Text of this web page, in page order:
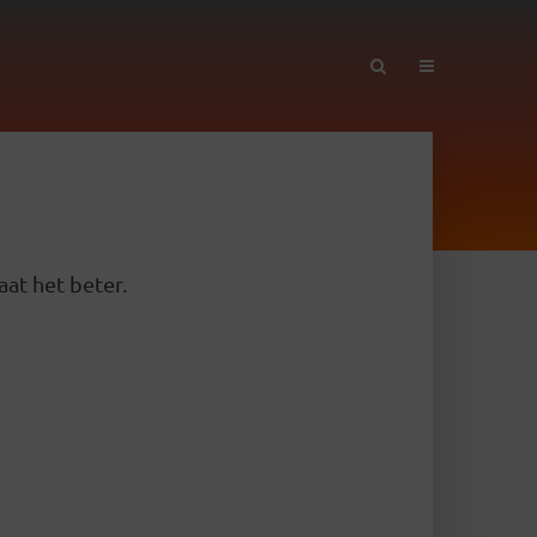
het beter.